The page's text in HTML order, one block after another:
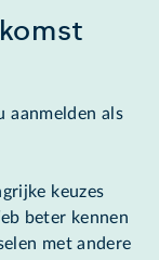
aanmelden als
keuzes
beter kennen
met andere